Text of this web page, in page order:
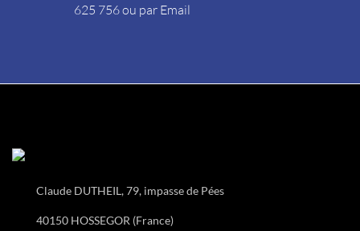
625 756 ou par Email
Claude DUTHEIL, 79, impasse de Pées
40150 HOSSEGOR (France)